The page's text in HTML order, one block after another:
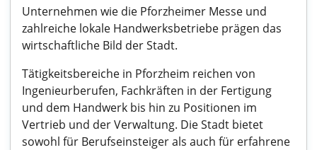
Unternehmen wie die Pforzheimer Messe und
zahlreiche lokale Handwerksbetriebe prägen das
wirtschaftliche Bild der Stadt.
Tätigkeitsbereiche in Pforzheim reichen von
Ingenieurberufen, Fachkräften in der Fertigung
und dem Handwerk bis hin zu Positionen im
Vertrieb und der Verwaltung. Die Stadt bietet
sowohl für Berufseinsteiger als auch für erfahrene